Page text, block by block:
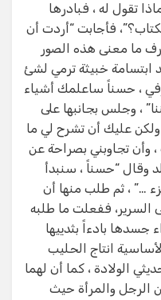
تقول له ، فبادرها
فأجابت “أردت أن
ما معنى هذه الصور
ابتسامة خبيثة ترمي لشئ
، حسناً ساعلمك أشياء
، وجلس بجانبها على
ولكن عليك أن تشرح لي ما
وأن تجاوبني بصراحة عن
“حسناً ، سنبدأ
…” ، ثم طلب منها أن
السرير، ففعلت ما طلبه
جسدها بادءاً بثدييها
انتاج الحليب
الولادة ، كما أن لهما
الرجل والمرأة حيث